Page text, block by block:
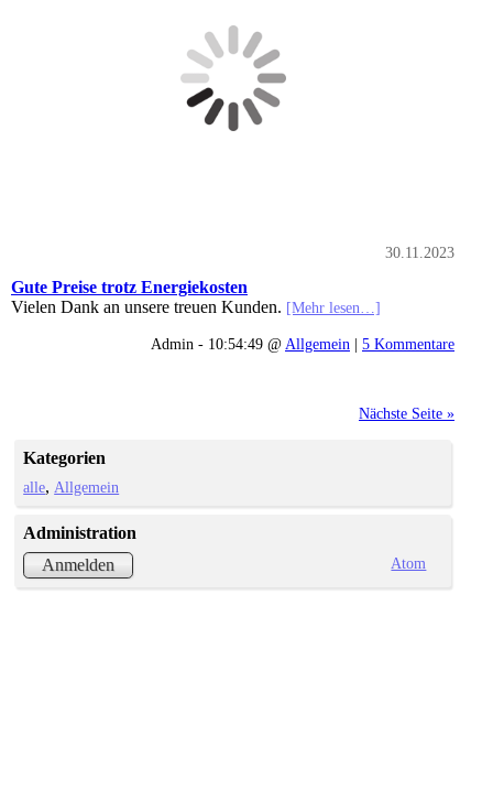
30.11.2023
Gute Preise trotz Energiekosten
Vielen Dank an unsere treuen Kunden. [Mehr lesen…]
Admin - 10:54:49 @ Allgemein | 5 Kommentare
Nächste Seite »
Kategorien
alle Allgemein
Administration
Anmelden
Atom